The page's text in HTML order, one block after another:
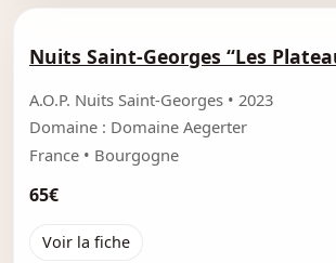
Nuits Saint-Georges “Les
A.O.P. Nuits Saint-Georges • 2023
Domaine : Domaine Aegerter
France • Bourgogne
65€
Voir la fiche